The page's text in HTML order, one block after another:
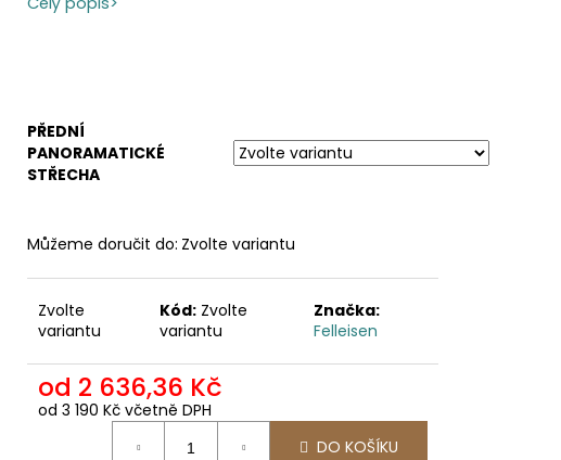
PŘEDNÍ
PANORAMATICKÉ
STŘECHA
Můžeme doručit do: Zvolte variantu
Zvolte
variantu
Kód: Zvolte
variantu
Značka:
Felleisen
od 2 636,36 Kč
od 3 190 Kč včetně DPH
DO KOŠÍKU